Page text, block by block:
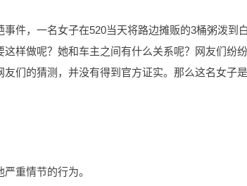
件，一名女子在520当天将路边摊贩的3桶粥泼到
样做呢？她和车主之间有什么关系呢？网友们纷
们的猜测，并没有得到官方证实。那么这名女子
重情节的行为。